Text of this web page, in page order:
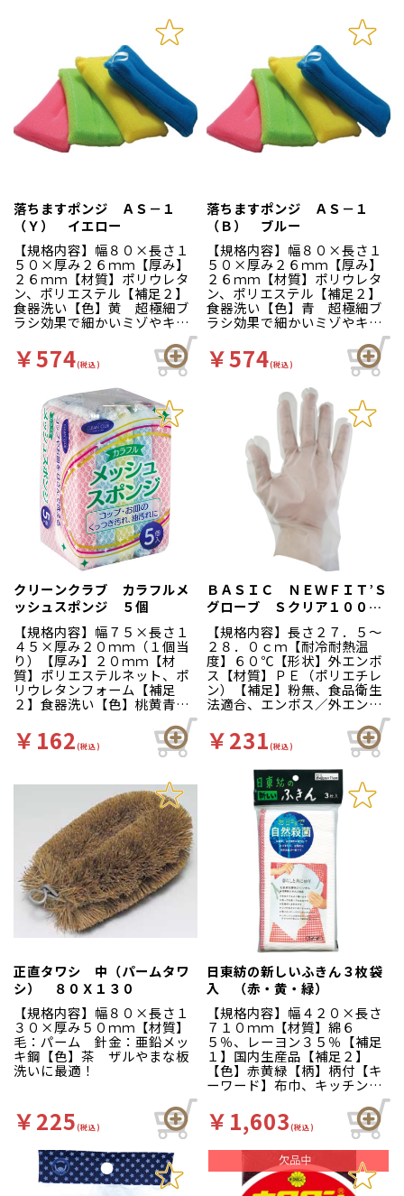
落ちますポンジ ＡＳ－１
（Ｙ） イエロー
【規格内容】幅８０×長さ１
５０×厚み２６ｍｍ【厚み】
２６ｍｍ【材質】ポリウレタ
ン、ポリエステル【補足２】
食器洗い【色】黄 超極細ブ
ラシ効果で細かいミゾやキズ
に入り込み汚れを奥からかき
出します。
￥574(税込)
落ちますポンジ ＡＳ－１
（Ｂ） ブルー
【規格内容】幅８０×長さ１
５０×厚み２６ｍｍ【厚み】
２６ｍｍ【材質】ポリウレタ
ン、ポリエステル【補足２】
食器洗い【色】青 超極細ブ
ラシ効果で細かいミゾやキズ
に入り込み汚れを奥からかき
出します。
￥574(税込)
クリーンクラブ カラフルメ
ッシュスポンジ ５個
【規格内容】幅７５×長さ１
４５×厚み２０ｍｍ（１個当
り）【厚み】２０ｍｍ【材
質】ポリエステルネット、ポ
リウレタンフォーム【補足
２】食器洗い【色】桃黄青
コップやお皿のくっつき汚
れ・油汚れ落としに。カラー
／ピンク、イエロー、ブルー
￥162(税込)
ＢＡＳＩＣ ＮＥＷＦＩＴ’Ｓ
グローブ Ｓクリア１００枚
箱入
【規格内容】長さ２７．５～
２８．０ｃｍ【耐冷耐熱温
度】６０℃【形状】外エンボ
ス【材質】ＰＥ（ポリエチレ
ン）【補足】粉無、食品衛生
法適合、エンボス／外エンボ
ス【補足２】使い捨て【色】
半透明【柄】地紋【キーワー
ド】ディスポ手袋、厨房、工
場、ベーシック、ニュー、Ｆ
ＩＴＳ、フィッツ ぴたっと
フィット凹凸加工ですべりに
くい！左右兼用だから片手で
も使えて経済的。左右兼用の
ため片手でも使えて経済的で
す。全面に細やかな外エンボ
ス加工を施していますのでひ
っつきを防ぎます。本品は食
品衛生法に適しています。
（衛生省告示第３７０号）家
庭用から業務用まで幅広くお
使いいただけます。従来の商
品中央部のミシン目穴に加
え、右下部に手首部分から抜
き取る為のミシン目穴を追
加。より衛生的にお使い頂け
ます。箱裏面の右側と中央部
に壁掛けホック用のミシン目
穴を追加しました。縦・横ど
ちらの向きでも壁にかけてお
使いいただけます。箱サイ
ズ：幅３０ｃｍ×奥行１３ｃ
ｍ×高さ３．５ｃｍ
￥231(税込)
正直タワシ 中（パームタワ
シ） ８０Ｘ１３０
【規格内容】幅８０×長さ１
３０×厚み５０ｍｍ【材質】
毛：パーム 針金：亜鉛メッ
キ鋼【色】茶 ザルやまな板
洗いに最適！
￥225(税込)
日東紡の新しいふきん３枚袋
入 （赤・黄・緑）
【規格内容】幅４２０×長さ
７１０ｍｍ【材質】綿６
５％、レーヨン３５％【補足
１】国内生産品【補足２】
【色】赤黄緑【柄】柄付【キ
ーワード】布巾、キッチンダ
スター 水をよく吸い、綿・
レーヨン混の素材はケバが少
なく滑らかです。丈夫で長持
ちし、蛍光塗料などは一切使
用していません。日本最大級
サイズ。キッチン仕事に理想
のふきんです。
￥1,603(税込)